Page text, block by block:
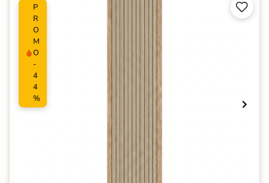
P
R
O
M
O
-
4
4
%

